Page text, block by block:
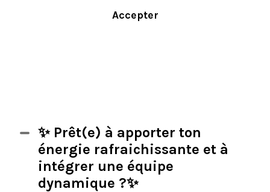
Accepter
✨ Prêt(e) à apporter ton
énergie rafraichissante et à
intégrer une équipe
dynamique ?✨